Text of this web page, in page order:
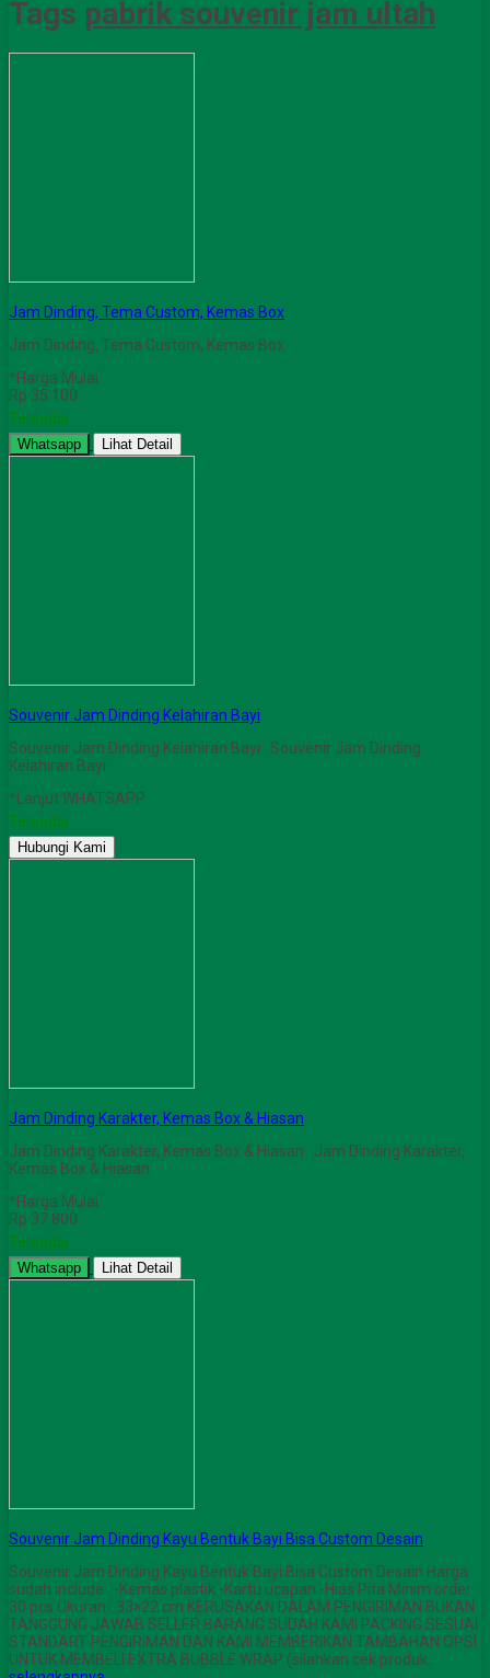
Tags pabrik souvenir jam ultah
Jam Dinding, Tema Custom, Kemas Box
Jam Dinding, Tema Custom, Kemas Box
*Harga Mulai
Rp 35.100
Tersedia
Whatsapp Lihat Detail
Souvenir Jam Dinding Kelahiran Bayi
Souvenir Jam Dinding Kelahiran Bayi Souvenir Jam Dinding
Kelahiran Bayi
*Lanjut WHATSAPP
Tersedia
Hubungi Kami
Jam Dinding Karakter, Kemas Box & Hiasan
Jam Dinding Karakter, Kemas Box & Hiasan Jam Dinding Karakter,
Kemas Box & Hiasan
*Harga Mulai
Rp 37.800
Tersedia
Whatsapp Lihat Detail
Souvenir Jam Dinding Kayu Bentuk Bayi Bisa Custom Desain
Souvenir Jam Dinding Kayu Bentuk Bayi Bisa Custom Desain Harga
sudah include : -Kemas plastik -Kartu ucapan -Hias Pita Minim order :
30 pcs Ukuran : 33×22 cm KERUSAKAN DALAM PENGIRIMAN BUKAN
TANGGUNG JAWAB SELLER BARANG SUDAH KAMI PACKING SESUAI
STANDART PENGIRIMAN DAN KAMI MEMBERIKAN TAMBAHAN OPSI
UNTUK MEMBELI EXTRA BUBBLE WRAP (silahkan cek produk…